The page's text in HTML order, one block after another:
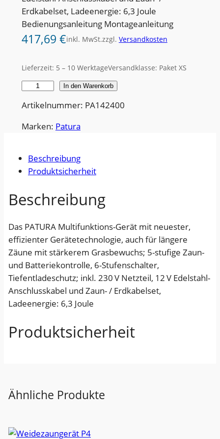
Erdkabelset, Ladeenergie: 6,3 Joule
Bedienungsanleitung Montageanleitung
417,69 €inkl. MwSt.zzgl. Versandkosten
Lieferzeit: 5 – 10 WerktageVersandklasse: Paket XS
i
d
a
u
g
r
ä
t
P
3
8
0
M
In den Warenkorb
Artikelnummer: PA142400
Marken: Patura
Beschreibung
Produktsicherheit
Beschreibung
Das PATURA Multifunktions-Gerät mit neuester,
effizienter Gerätetechnologie, auch für längere
Zäune mit stärkerem Grasbewuchs; 5-stufige Zaun-
und Batteriekontrolle, 6-Stufenschalter,
Tiefentladeschutz; inkl. 230 V Netzteil, 12 V Edelstahl-
Anschlusskabel und Zaun- / Erdkabelset,
Ladeenergie: 6,3 Joule
Produktsicherheit
Ähnliche Produkte